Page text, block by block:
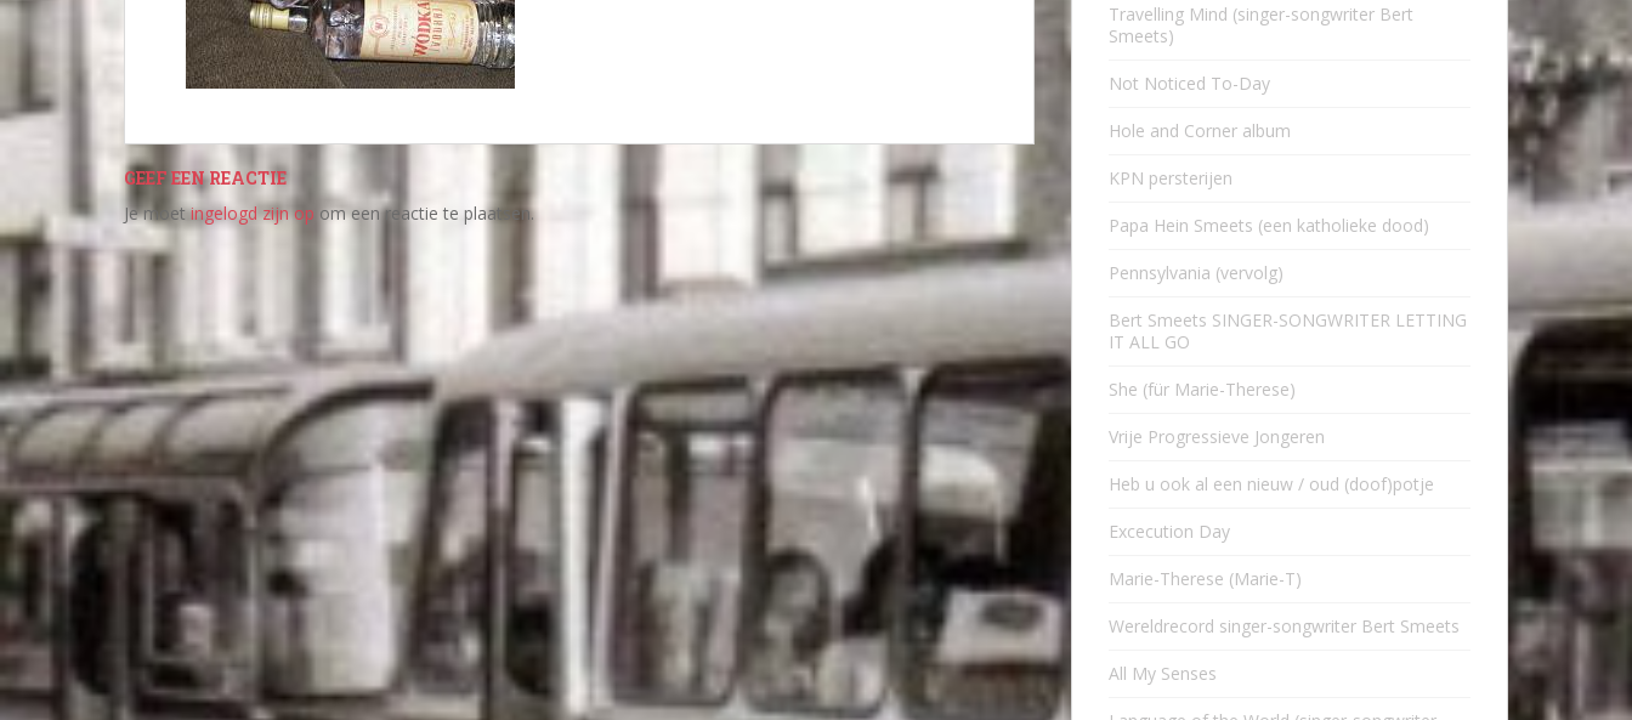
GEEF EEN REACTIE
Je moetingelogd zijn op om een reactie te plaatsen.
Travelling Mind (singer-songwriter Bert
Smeets)
Not Noticed To-Day
Hole and Corner album
KPN persterijen
Papa Hein Smeets (een katholieke dood)
Pennsylvania (vervolg)
Bert Smeets SINGER-SONGWRITER LETTING
IT ALL GO
She (für Marie-Therese)
Vrije Progressieve Jongeren
Heb u ook al een nieuw / oud (doof)potje
Excecution Day
Marie-Therese (Marie-T)
Wereldrecord singer-songwriter Bert Smeets
All My Senses